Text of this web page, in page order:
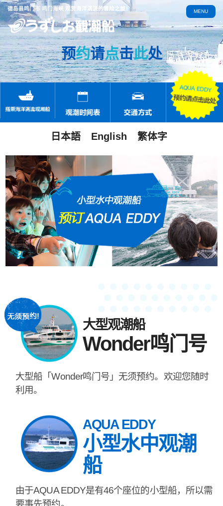
德岛县鸣门市 鸣门海峡 观赏海洋涡流的冒险之旅！
日本語 English 繁体字
MENU
预约请点击此处
大型观潮船
Wonder鸣门号
大型船「Wonder鸣门号」无须预约。欢迎您随时
利用。
AQUA EDDY
小型水中观潮
船
由于AQUA EDDY是有46个座位的小型船，所以需
要事先预约。